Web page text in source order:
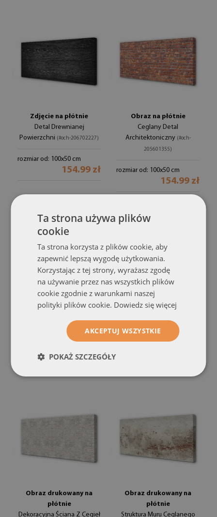
Zdjęcie na płótnie
Detal Drewnianej
Powierzchni (#och-206702227)
rozmiar od: 100x50 cm
154.99 zł
Obraz na płótnie
Ceglany Detal
Architektoniczny (#och-
205601355)
rozmiar od: 100x50 cm
154.99 zł
Obraz canvas na ścianę
Ściana Z Cegły I Kamienia
(#och-204499970)
rozmiar od: 100x50 cm
Obraz na płótnie
Mural Ze Starej Cegły
201690226)
Obraz drukowany na
płótnie
Dekoracyjna Ściana Z Cegieł
Obraz drukowany na
płótnie
Struktura Muru Ceglanego
Ta strona używa plików
cookie
Ta strona korzysta z plików cookie, aby
zapewnić lepszą wygodę użytkowania.
Korzystając z tej strony, wyrażasz zgodę
na używanie przez nas wszystkich plików
cookie zgodnie z warunkami naszej
polityki plików cookie. Dowiedz się więcej
AKCEPTUJ WSZYSTKIE
POKAŻ SZCZEGÓŁY